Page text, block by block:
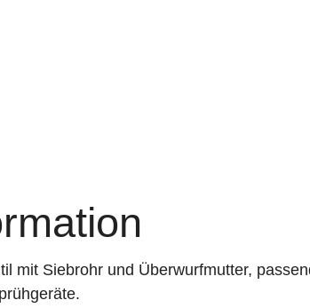
mit Siebrohr und Überwurfmutter,